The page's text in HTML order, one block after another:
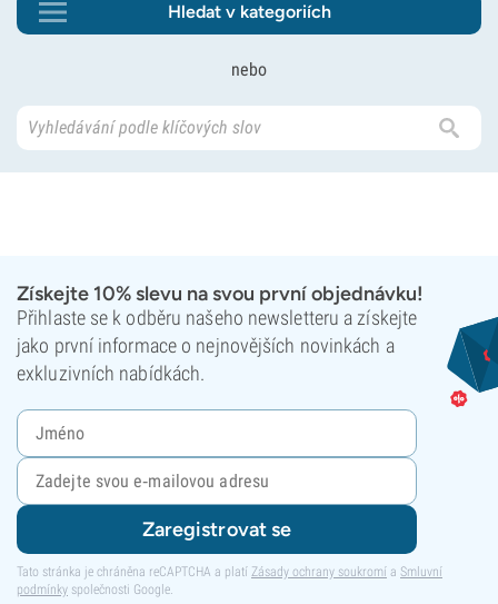
Hledat v kategoriích
nebo
Získejte 10% slevu na svou první objednávku!
Přihlaste se k odběru našeho newsletteru a získejte
jako první informace o nejnovějších novinkách a
exkluzivních nabídkách.
Zaregistrovat se
Tato stránka je chráněna reCAPTCHA a platí Zásady ochrany soukromí a Smluvní
podmínky společnosti Google.